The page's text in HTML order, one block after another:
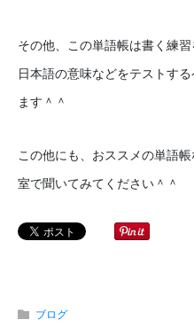
その他、この単語帳は書く練
日本語の意味などをテストす
ます＾＾
この他にも、おススメの単語
室で聞いてみてください＾＾
ブログ